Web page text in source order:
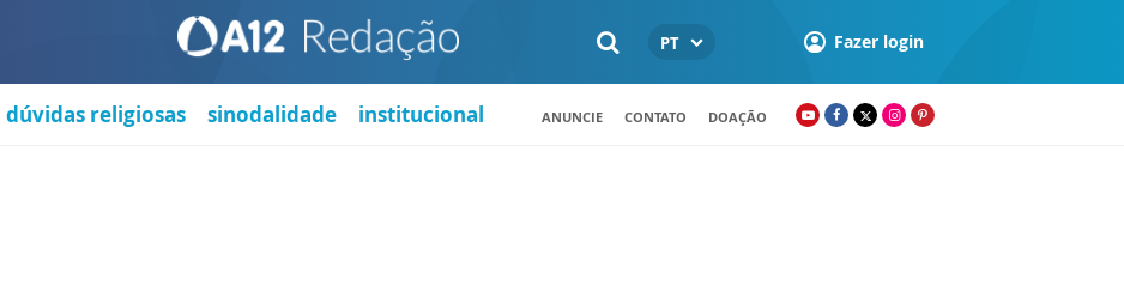
PT Fazer login
dúvidas religiosas sinodalidade institucional ANUNCIE CONTATO DOAÇÃO